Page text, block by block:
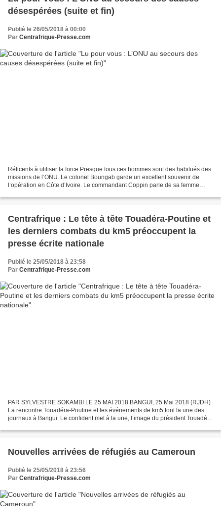
désespérées (suite et fin)
Publié le 26/05/2018 à 00:00
Par Centrafrique-Presse.com
Réticents à utiliser la force Presque tous ces hommes sont des habitués des
missions de l’ONU. Le colonel Boungab garde un excellent souvenir de
l’opération en Côte d’Ivoire. Le commandant Coppin parle de sa femme
Centrafrique : Le tête à tête Touadéra-Poutine et
les derniers combats du km5 préoccupent la
presse écrite nationale
Publié le 25/05/2018 à 23:58
Par Centrafrique-Presse.com
PAR SYLVESTRE SOKAMBI LE 25 MAI 2018 BANGUI, 25 Mai 2018 (RJDH)
La rencontre Touadéra-Poutine et les événements de km5 font la une des
journaux à Bangui. Le confident met à la une, l’image du président Touadéra
Nouvelles arrivées de réfugiés au Cameroun
Publié le 25/05/2018 à 23:56
Par Centrafrique-Presse.com